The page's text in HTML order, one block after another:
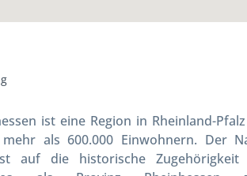
ist eine Region in Rheinland-
als 600.000 Einwohnern. Der
auf die historische Zugehörigkeit